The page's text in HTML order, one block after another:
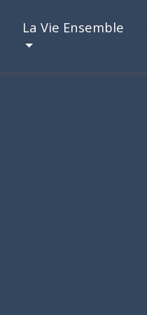
La Vie Ensemble